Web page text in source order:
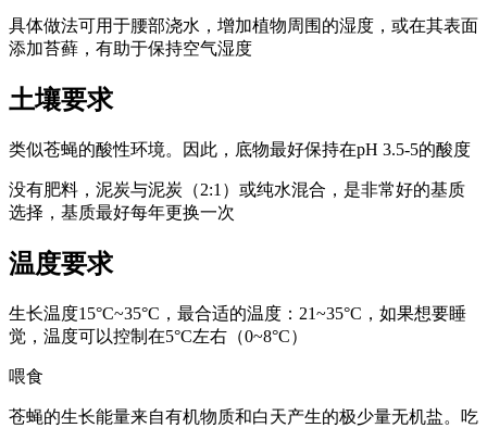
具体做法可用于腰部浇水，增加植物周围的湿度，或在其表面
添加苔藓，有助于保持空气湿度
土壤要求
类似苍蝇的酸性环境。因此，底物最好保持在pH 3.5-5的酸度
没有肥料，泥炭与泥炭（2:1）或纯水混合，是非常好的基质
选择，基质最好每年更换一次
温度要求
生长温度15°C~35°C，最合适的温度：21~35°C，如果想要睡
觉，温度可以控制在5°C左右（0~8°C）
喂食
苍蝇的生长能量来自有机物质和白天产生的极少量无机盐。吃